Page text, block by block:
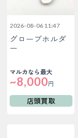
2026-08-06 11:47
グローブホルダ
ー
マルカなら最大
~8,000円
店頭買取